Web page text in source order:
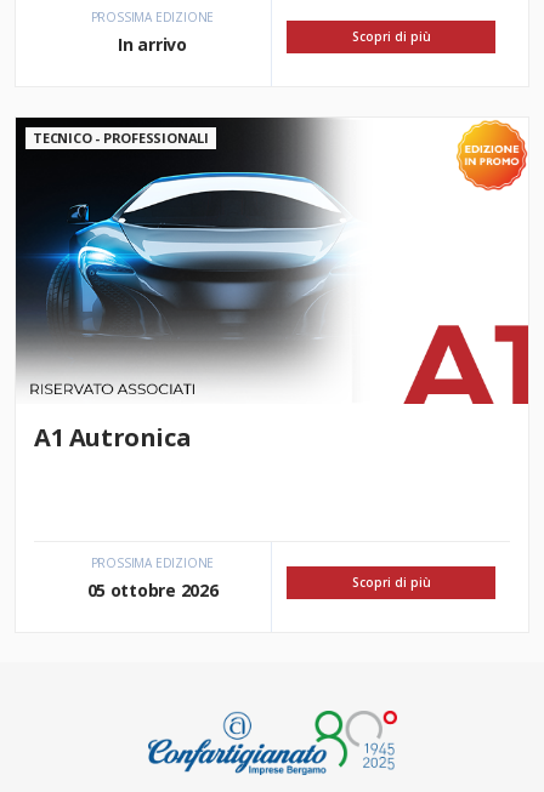
PROSSIMA EDIZIONE
In arrivo Scopri di più
TECNICO - PROFESSIONALI
A1 Autronica
PROSSIMA EDIZIONE
05 ottobre 2026 Scopri di più